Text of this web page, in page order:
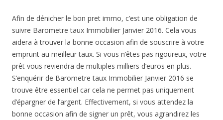
Afin de dénicher le bon pret immo, c’est une obligation de
suivre Barometre taux Immobilier Janvier 2016. Cela vous
aidera à trouver la bonne occasion afin de souscrire à votre
emprunt au meilleur taux. Si vous n’êtes pas rigoureux, votre
prêt vous reviendra de multiples milliers d’euros en plus.
S’enquérir de Barometre taux Immobilier Janvier 2016 se
trouve être essentiel car cela ne permet pas uniquement
d’épargner de l’argent. Effectivement, si vous attendez la
bonne occasion afin de signer un prêt, vous agrandirez les